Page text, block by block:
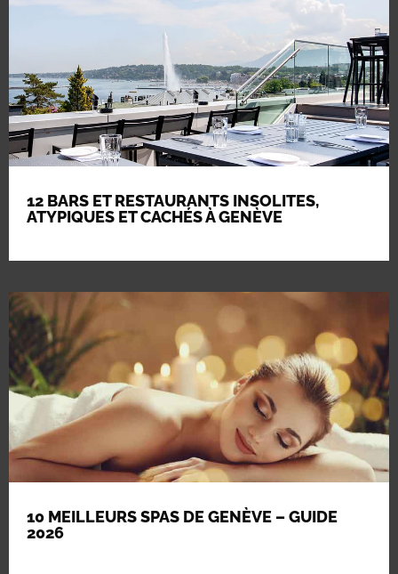
12 BARS ET RESTAURANTS INSOLITES,
ATYPIQUES ET CACHÉS À GENÈVE
10 MEILLEURS SPAS DE GENÈVE – GUIDE
2026